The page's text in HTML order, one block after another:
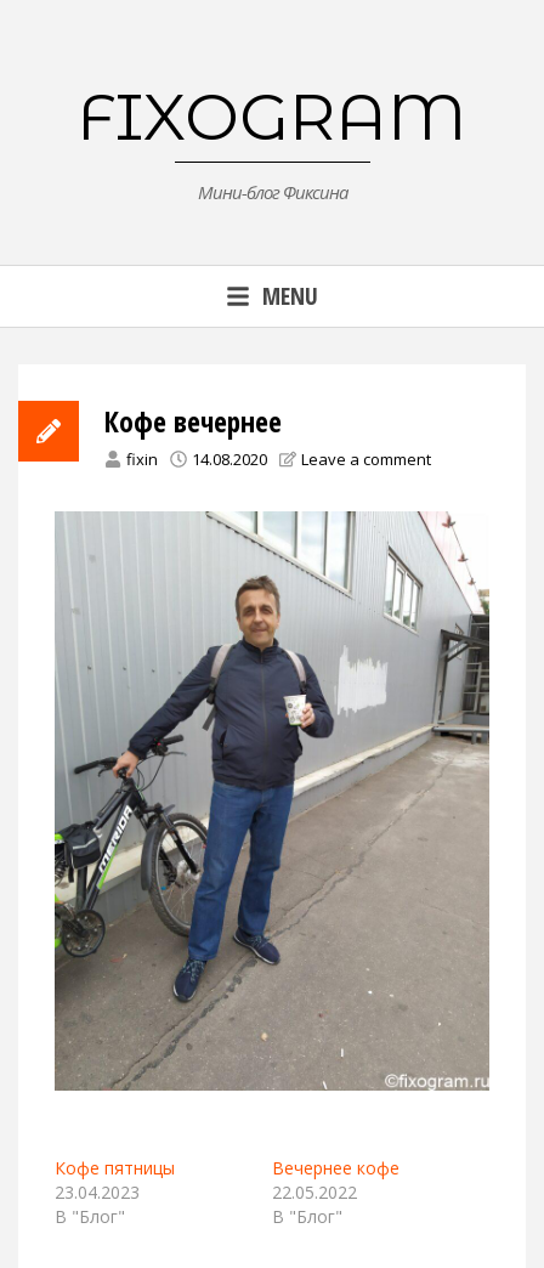
FIXOGRAM
Мини-блог Фиксина
MENU
Кофе вечернее
fixin 14.08.2020 Leave a comment
Кофе пятницы
23.04.2023
В "Блог"
Вечернее кофе
22.05.2022
В "Блог"